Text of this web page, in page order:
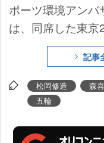
ポーツ環境アンバ
は、同席した東
森喜朗会長に目
解を恐れずに言
本当の意味で灰に
命がけでやってら
語った。
記事
松岡修造 森
五輪